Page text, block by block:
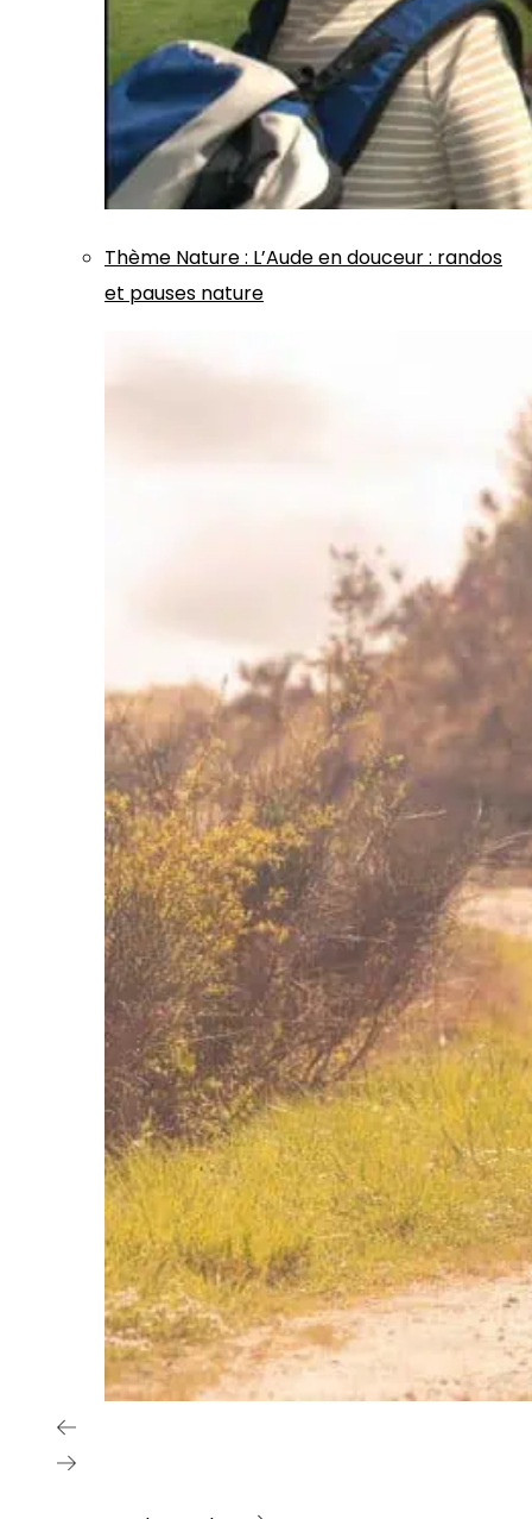
Thème Nature: L’Aude en douceur : randos
et pauses nature